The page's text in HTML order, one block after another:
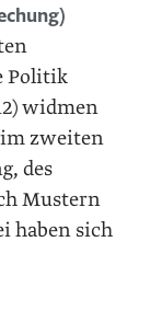
Politik
widmen
zweiten
des
Mustern
haben sich